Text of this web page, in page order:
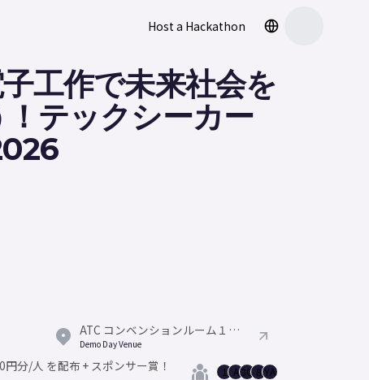
Host a Hackathon
子工作で未来社会を
テックシーカー
ATC コンベンションルーム１（ATCビル Ｏ’ｓ（オズ）棟 南館 6階 ）
Demo Day Venue
分/人 を配布 + スポンサー賞！ 1 A3O 8 YA